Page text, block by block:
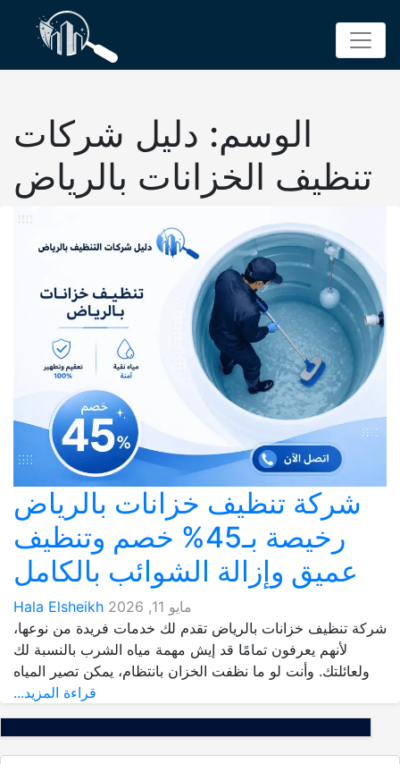
الوسم: دليل شركات
تنظيف الخزانات بالرياض
شركة تنظيف خزانات بالرياض
رخيصة بـ45% خصم وتنظيف
عميق وإزالة الشوائب بالكامل
مايو 11, 2026
Hala Elsheikh
شركة تنظيف خزانات بالرياض تقدم لك خدمات فريدة من نوعها،
لأنهم يعرفون تمامًا قد إيش مهمة مياه الشرب بالنسبة لك
ولعائلتك. وأنت لو ما نظفت الخزان بانتظام، يمكن تصير المياه
قراءة المزيد...